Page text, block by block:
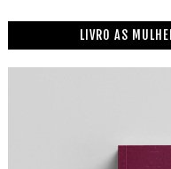
LIVRO AS